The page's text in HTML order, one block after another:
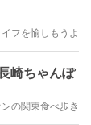
フを愉しもうよ
崎ちゃんぽ
の関東食べ歩き